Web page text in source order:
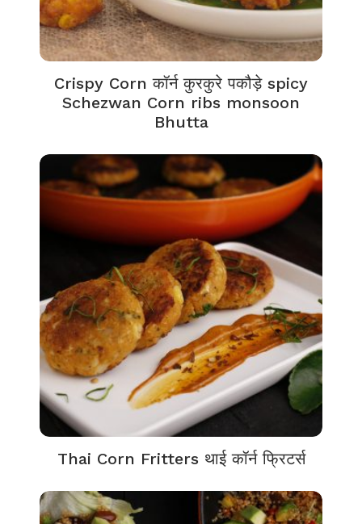
Crispy Corn कॉर्न कुरकुरे पकौड़े spicy
Schezwan Corn ribs monsoon
Bhutta
Thai Corn Fritters थाई कॉर्न फ्रिटर्स